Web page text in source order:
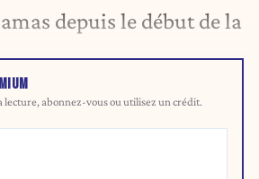
depuis le début de la
lecture, abonnez-vous ou utilisez un crédit.